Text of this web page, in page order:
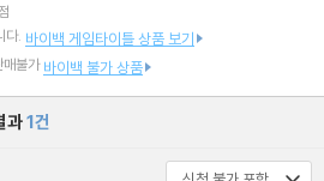
다. 바이백 게임타이틀 상품 보기
매불가 바이백 불가 상품
과1건